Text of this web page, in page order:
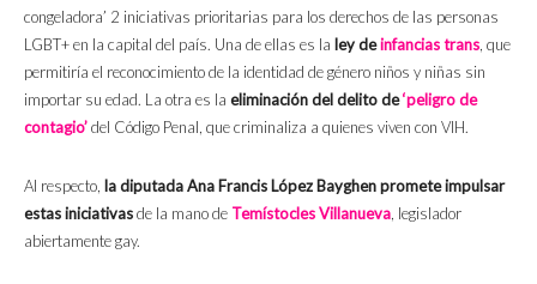
congeladora’ 2 iniciativas prioritarias para los derechos de las personas
LGBT+ en la capital del país. Una de ellas es la ley deinfancias trans , que
permitiría el reconocimiento de la identidad de género niños y niñas sin
importar su edad. La otra es la eliminación del delito de‘peligro de
contagio’del Código Penal, que criminaliza a quienes viven con VIH.
Al respecto, la diputada Ana Francis López Bayghen promete impulsar
estas iniciativasde la mano de Temístocles Villanueva , legislador
abiertamente gay.